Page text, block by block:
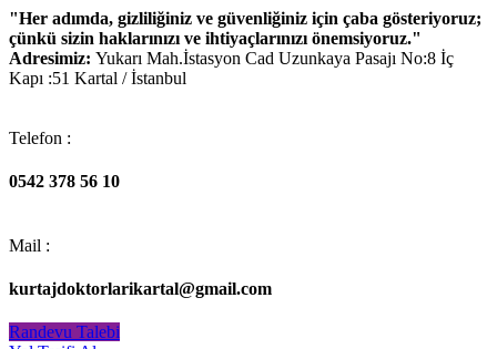
"Her adımda, gizliliğiniz ve güvenliğiniz için çaba gösteriyoruz;
çünkü sizin haklarınızı ve ihtiyaçlarınızı önemsiyoruz."
Adresimiz: Yukarı Mah.İstasyon Cad Uzunkaya Pasajı No:8 İç
Kapı :51 Kartal / İstanbul
Telefon :
0542 378 56 10
Mail :
kurtajdoktorlarikartal@gmail.com
Randevu Talebi